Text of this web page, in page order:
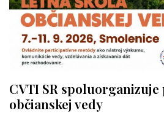
CVTI SR
občianskej vedy